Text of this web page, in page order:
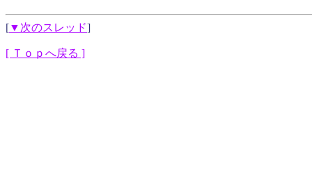
[▼次のスレッド]
[ Ｔｏｐへ戻る ]